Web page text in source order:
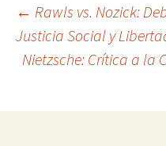
de
entradas
← Rawls vs. Nozick:
Justicia Social y
Nietzsche: Crítica a la